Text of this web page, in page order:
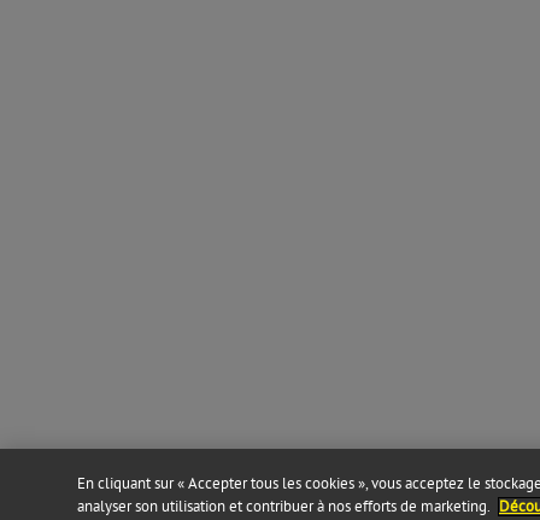
En cliquant sur « Accepter tous les cookies », vous acceptez le
analyser son utilisation et contribuer à nos efforts de marketing.